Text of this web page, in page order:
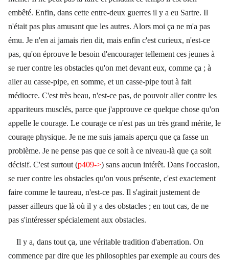
embêté. Enfin, dans cette entre-deux guerres il y a eu Sartre. Il
n'était pas plus amusant que les autres. Alors moi ça ne m'a pas
ému. Je n'en ai jamais rien dit, mais enfin c'est curieux, n'est-ce
pas, qu'on éprouve le besoin d'encourager tellement ces jeunes à
se ruer contre les obstacles qu'on met devant eux, comme ça ; à
aller au casse-pipe, en somme, et un casse-pipe tout à fait
médiocre. C'est très beau, n'est-ce pas, de pouvoir aller contre les
appariteurs musclés, parce que j'approuve ce quelque chose qu'on
appelle le courage. Le courage ce n'est pas un très grand mérite, le
courage physique. Je ne me suis jamais aperçu que ça fasse un
problème. Je ne pense pas que ce soit à ce niveau-là que ça soit
décisif. C'est surtout (p409->) sans aucun intérêt. Dans l'occasion,
se ruer contre les obstacles qu'on vous présente, c'est exactement
faire comme le taureau, n'est-ce pas. Il s'agirait justement de
passer ailleurs que là où il y a des obstacles ; en tout cas, de ne
pas s'intéresser spécialement aux obstacles.
Il y a, dans tout ça, une véritable tradition d'aberration. On
commence par dire que les philosophies par exemple au cours des